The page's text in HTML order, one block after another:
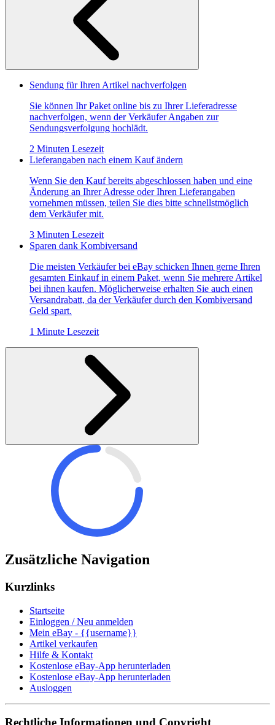
Sendung für Ihren Artikel nachverfolgen
Sie können Ihr Paket online bis zu Ihrer Lieferadresse
nachverfolgen, wenn der Verkäufer Angaben zur
Sendungsverfolgung hochlädt.
2 Minuten Lesezeit
Lieferangaben nach einem Kauf ändern
Wenn Sie den Kauf bereits abgeschlossen haben und eine
Änderung an Ihrer Adresse oder Ihren Lieferangaben
vornehmen müssen, teilen Sie dies bitte schnellstmöglich
dem Verkäufer mit.
3 Minuten Lesezeit
Sparen dank Kombiversand
Die meisten Verkäufer bei eBay schicken Ihnen gerne Ihren
gesamten Einkauf in einem Paket, wenn Sie mehrere Artikel
bei ihnen kaufen. Möglicherweise erhalten Sie auch einen
Versandrabatt, da der Verkäufer durch den Kombiversand
Geld spart.
1 Minute Lesezeit
Zusätzliche Navigation
Kurzlinks
Startseite
Einloggen / Neu anmelden
Mein eBay - {{username}}
Artikel verkaufen
Hilfe & Kontakt
Kostenlose eBay-App herunterladen
Kostenlose eBay-App herunterladen
Ausloggen